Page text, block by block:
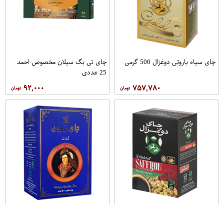
چای سیاه باروتی دوغزال 500 گرمی
۷۵۷,۷۸۰
چای تی بگ سیلان مخصوص احمد
25 عددی
۹۲,۰۰۰